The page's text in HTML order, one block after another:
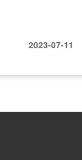
2023-07-11